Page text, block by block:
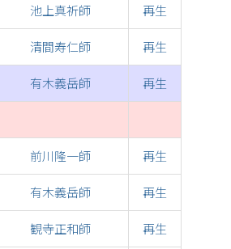
池上真祈師 再生
清間寿仁師 再生
有木義岳師 再生
前川隆一師 再生
有木義岳師 再生
観寺正和師 再生